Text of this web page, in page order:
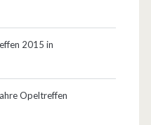
2015 in
Opeltreffen